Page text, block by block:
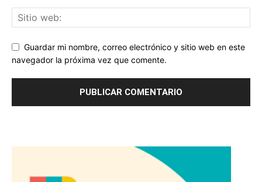
Guardar mi nombre, correo electrónico y sitio web en este
navegador la próxima vez que comente.